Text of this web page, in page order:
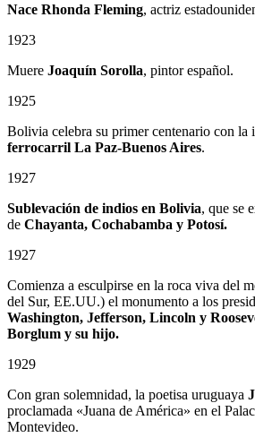
Nace Rhonda Fleming, actriz
1923
Muere Joaquín Sorolla, pintor español.
1925
Bolivia celebra su primer centenario con la
ferrocarril La Paz-Buenos Aires.
1927
Sublevación de indios en Bolivia, que se
de Chayanta, Cochabamba y Potosí.
1927
Comienza a esculpirse en la roca viva del
del Sur, EE.UU.) el monumento a los
Washington, Jefferson, Lincoln y
Borglum y su hijo.
1929
Con gran solemnidad, la poetisa uruguaya
proclamada «Juana de América» en el
Montevideo.